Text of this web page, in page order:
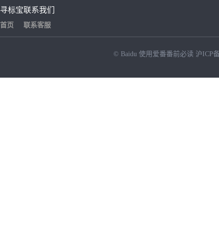
寻标宝
首页
联系我们
联系客服
© Baidu 使用爱番番前必读 沪ICP